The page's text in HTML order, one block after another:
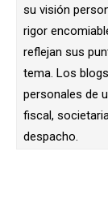
su visión
rigor
reflejan sus
tema. Los
personales de
fiscal,
despacho.